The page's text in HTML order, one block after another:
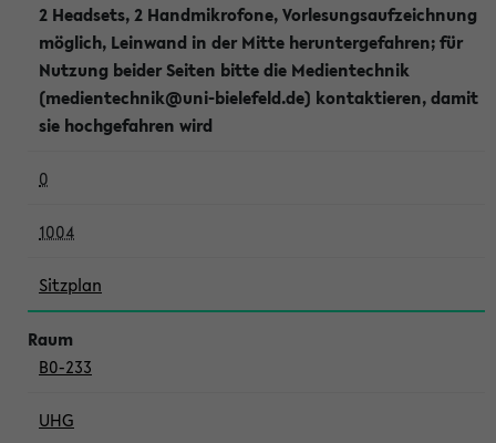
2 Headsets, 2 Handmikrofone, Vorlesungsaufzeichnung
möglich, Leinwand in der Mitte heruntergefahren; für
Nutzung beider Seiten bitte die Medientechnik
(medientechnik@uni-bielefeld.de) kontaktieren, damit
sie hochgefahren wird
0
1004
Sitzplan
B0-233
UHG